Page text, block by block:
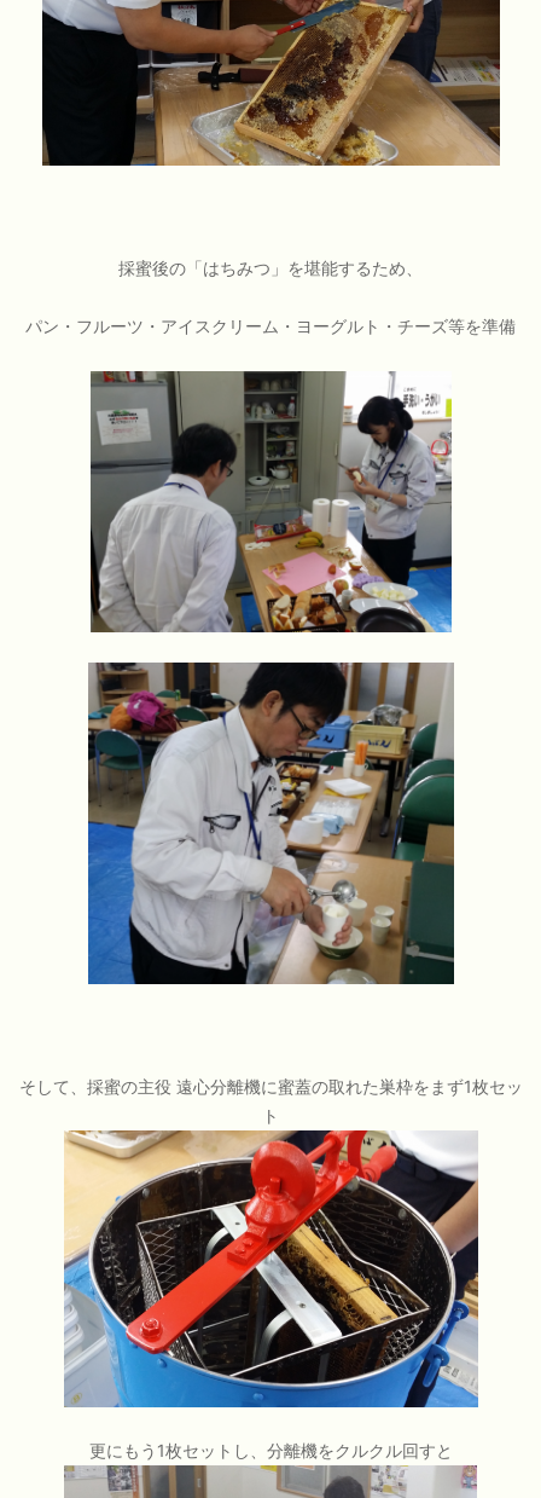
採蜜後の「はちみつ」を堪能するため、
パン・フルーツ・アイスクリーム・ヨーグルト・チーズ等を準備
そして、採蜜の主役 遠心分離機に蜜蓋の取れた巣枠をまず1枚セッ
ト
更にもう1枚セットし、分離機をクルクル回すと